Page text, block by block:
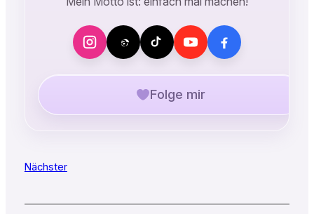
Folge mir
Nächster